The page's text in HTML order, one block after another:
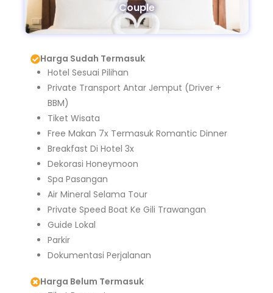
Couple
Harga Sudah Termasuk
Hotel Sesuai Pilihan
Private Transport Antar Jemput (driver +
BBM)
Tiket Wisata
Free Makan 7x Termasuk Romantic Dinner
Breakfast Di Hotel 3x
Dekorasi Honeymoon
Spa Pasangan
Air Mineral Selama Tour
Private Speed Boat Ke Gili Trawangan
Guide Lokal
Parkir
Dokumentasi Perjalanan
Harga Belum Termasuk